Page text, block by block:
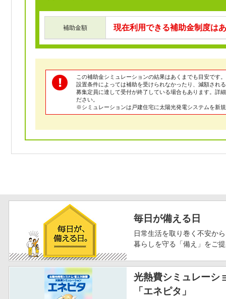
補助金額 現在利用できる補助金制度は
この補助金シミュレーションの結果はあくまでも目安です。
設置条件によっては補助を受けられなかったり、減額され
募集定員に達して受付が終了している場合もあります。詳
ださい。
※シミュレーションは戸建住宅に太陽光発電システムを新
毎日が備える日
日常生活を取り巻く不安から
暮らしを守る「備え」をご
光熱費シミュレーシ
「エネピタ」